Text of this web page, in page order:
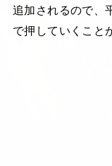
追加されるので、
で押していくこと